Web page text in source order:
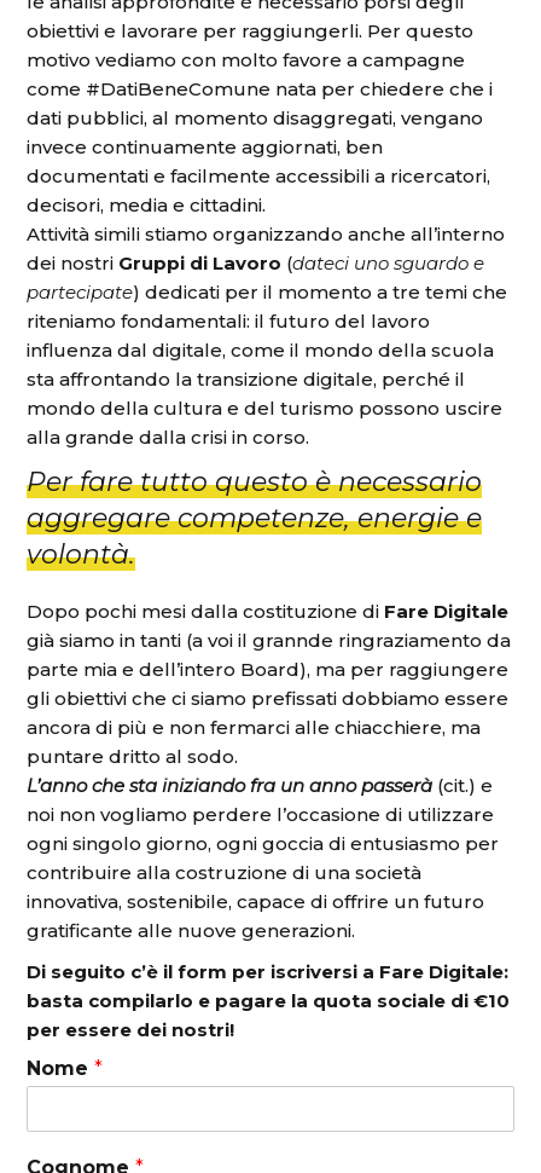
obiettivi e lavorare per raggiungerli. Per questo
motivo vediamo con molto favore a campagne
come #DatiBeneComune nata per chiedere che i
dati pubblici, al momento disaggregati, vengano
invece continuamente aggiornati, ben
documentati e facilmente accessibili a ricercatori,
decisori, media e cittadini.
Attività simili stiamo organizzando anche all’interno
dei nostri Gruppi di Lavoro (dateci uno sguardo e
partecipate) dedicati per il momento a tre temi che
riteniamo fondamentali: il futuro del lavoro
influenza dal digitale, come il mondo della scuola
sta affrontando la transizione digitale, perché il
mondo della cultura e del turismo possono uscire
alla grande dalla crisi in corso.
Per fare tutto questo è necessario
aggregare competenze, energie e
volontà.
Dopo pochi mesi dalla costituzione di Fare Digitale
già siamo in tanti (a voi il grannde ringraziamento da
parte mia e dell’intero Board), ma per raggiungere
gli obiettivi che ci siamo prefissati dobbiamo essere
ancora di più e non fermarci alle chiacchiere, ma
puntare dritto al sodo.
L’anno che sta iniziando fra un anno passerà (cit.) e
noi non vogliamo perdere l’occasione di utilizzare
ogni singolo giorno, ogni goccia di entusiasmo per
contribuire alla costruzione di una società
innovativa, sostenibile, capace di offrire un futuro
gratificante alle nuove generazioni.
Di seguito c’è il form per iscriversi a Fare Digitale:
basta compilarlo e pagare la quota sociale di €10
per essere dei nostri!
Nome*
Cognome*